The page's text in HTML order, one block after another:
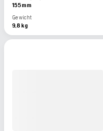
155 mm
Gewicht
9,8 kg